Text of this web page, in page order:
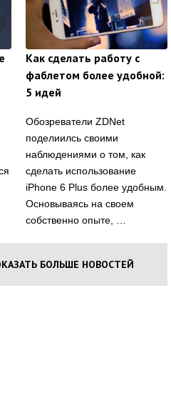
Как сделать работу с
фаблетом более удобной:
5 идей
Обозреватели ZDNet
поделиилсь своими
наблюдениями о том, как
сделать использование
iPhone 6 Plus более удобным.
Основываясь на своем
собственно опыте, …
БОЛЬШЕ НОВОСТЕЙ